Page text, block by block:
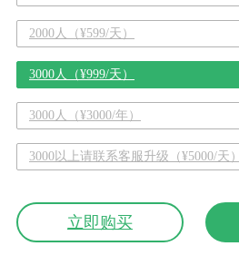
2000人（¥599/天）
3000人（¥999/天）
3000人（¥3000/年）
3000以上请联系客服升级（¥5000/天）
立即购买